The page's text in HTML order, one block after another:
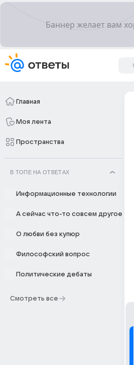
Главная
Моя лента
Пространства
В ТОПЕ НА ОТВЕТАХ
Информационные технологии
А сейчас что-то совсем другое
О любви без купюр
Философский вопрос
Политические дебаты
Смотреть все